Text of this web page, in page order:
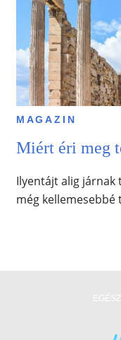
MAGAZIN
Miért éri meg
Ilyentájt alig járnak
még kellemesebbé